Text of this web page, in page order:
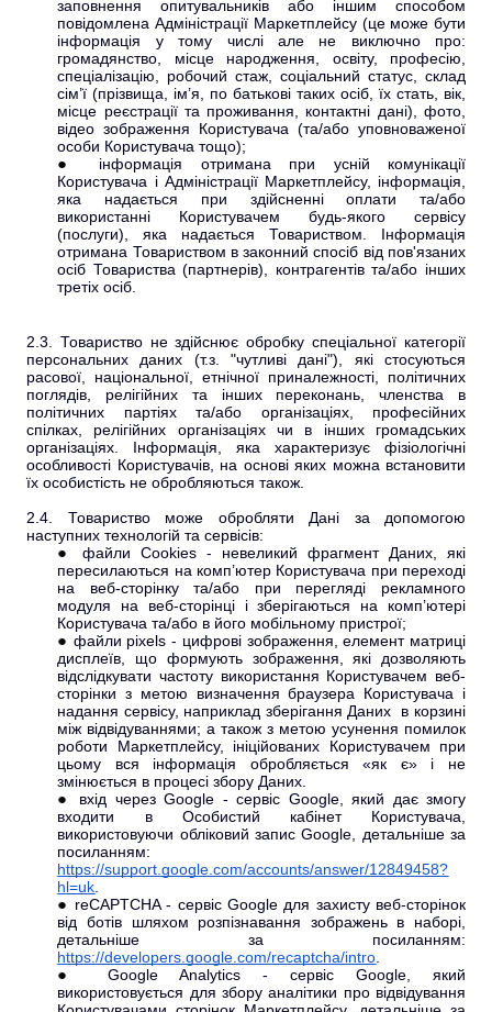
заповнення опитувальників або іншим способом
повідомлена Адміністрації Маркетплейсу (це може бути
інформація у тому числі але не виключно про:
громадянство, місце народження, освіту, професію,
спеціалізацію, робочий стаж, соціальний статус, склад
сім’ї (прізвища, ім’я, по батькові таких осіб, їх стать, вік,
місце реєстрації та проживання, контактні дані), фото,
відео зображення Користувача (та/або уповноваженої
особи Користувача тощо);
інформація отримана при усній комунікації
Користувача і Адміністрації Маркетплейсу, інформація,
яка надається при здійсненні оплати та/або
використанні Користувачем будь-якого сервісу
(послуги), яка надається Товариством.
Інформація
отримана Товариством в законний спосіб від пов'язаних
осіб Товариства (партнерів), контрагентів та/або інших
третіх осіб.
2.3. Товариство не здійснює обробку спеціальної категорії
персональних даних (т.з. "чутливі дані"), які стосуються
расової, національної, етнічної приналежності, політичних
поглядів, релігійних та інших переконань, членства в
політичних партіях та/або організаціях, професійних
спілках, релігійних організаціях чи в інших громадських
організаціях. Інформація, яка характеризує фізіологічні
особливості Користувачів, на основі яких можна встановити
їх особистість не обробляються також.
2.4. Товариство може обробляти Дані за допомогою
наступних технологій та сервісів:
файли Cookies - невеликий фрагмент Даних, які
пересилаються на комп’ютер Користувача при переході
на веб-сторінку та/або при перегляді рекламного
модуля на веб-сторінці і зберігаються на комп’ютері
Користувача та/або в його мобільному пристрої;
файли pixels - цифрові зображення, елемент матриці
дисплеїв, що формують зображення, які дозволяють
відслідкувати частоту використання Користувачем веб-
сторінки з метою визначення браузера Користувача і
надання сервісу, наприклад зберігання Даних в корзині
між відвідуваннями; а також з метою усунення помилок
роботи Маркетплейсу, ініційованих Користувачем при
цьому вся інформація обробляється «як є» і не
змінюється в процесі збору Даних.
вхід через Google - сервіс Google, який дає змогу
входити в Особистий кабінет Користувача,
використовуючи обліковий запис Google, детальніше за
посиланням:
https://support.google.com/accounts/answer/12849458?
hl=uk.
reCAPTCHA - сервіс Google для захисту веб-сторінок
від ботів шляхом розпізнавання зображень в наборі,
детальніше за посиланням:
https://developers.google.com/recaptcha/intro.
Google Analytics - сервіс Google, який
використовується для збору аналітики про відвідування